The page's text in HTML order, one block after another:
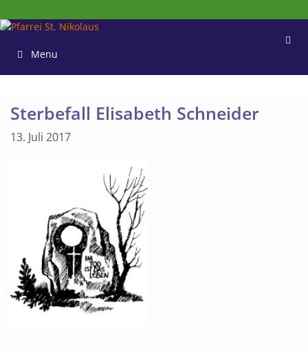
Inhalt
Menu
Sterbefall Elisabeth Schneider
13. Juli 2017